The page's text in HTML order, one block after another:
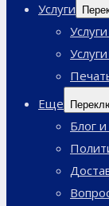
Услуги
Еще
Блог